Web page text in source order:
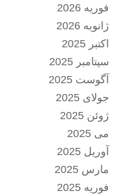
فوریه 2026
ژانویه 2026
اکتبر 2025
سپتامبر 2025
آگوست 2025
جولای 2025
ژوئن 2025
می 2025
آوریل 2025
مارس 2025
فوریه 2025